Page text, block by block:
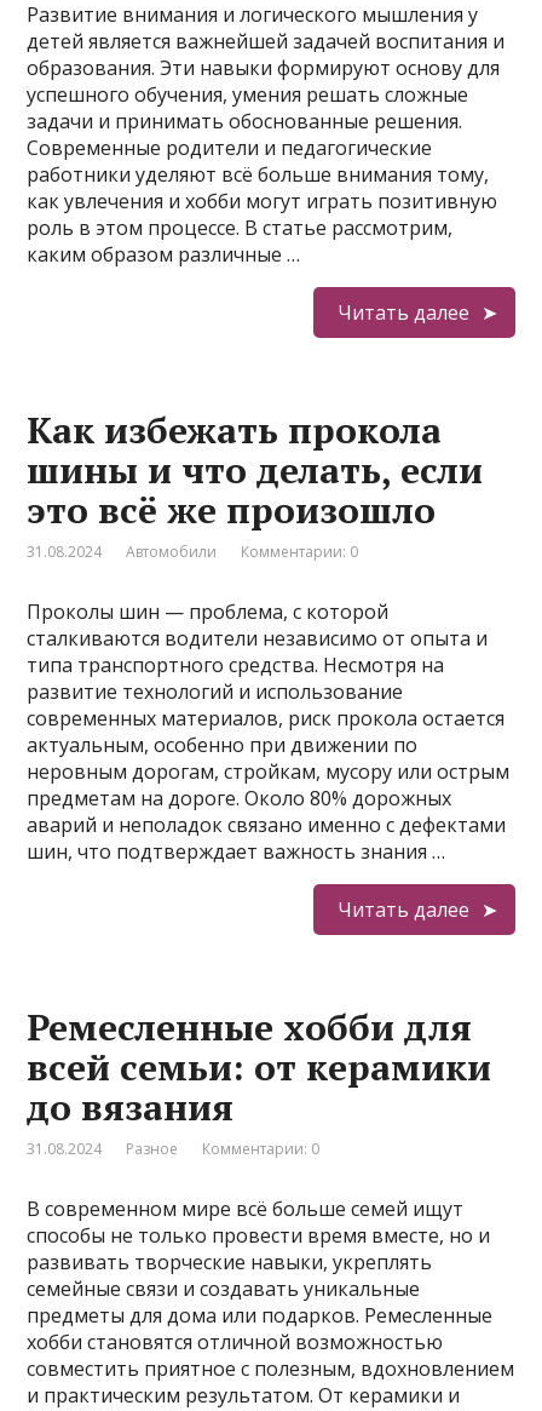
Развитие внимания и логического мышления у
детей является важнейшей задачей воспитания и
образования. Эти навыки формируют основу для
успешного обучения, умения решать сложные
задачи и принимать обоснованные решения.
Современные родители и педагогические
работники уделяют всё больше внимания тому,
как увлечения и хобби могут играть позитивную
роль в этом процессе. В статье рассмотрим,
каким образом различные …
Читать далее
Как избежать прокола
шины и что делать, если
это всё же произошло
31.08.2024 Автомобили Комментарии: 0
Проколы шин — проблема, с которой
сталкиваются водители независимо от опыта и
типа транспортного средства. Несмотря на
развитие технологий и использование
современных материалов, риск прокола остается
актуальным, особенно при движении по
неровным дорогам, стройкам, мусору или острым
предметам на дороге. Около 80% дорожных
аварий и неполадок связано именно с дефектами
шин, что подтверждает важность знания …
Читать далее
Ремесленные хобби для
всей семьи: от керамики
до вязания
31.08.2024 Разное Комментарии: 0
В современном мире всё больше семей ищут
способы не только провести время вместе, но и
развивать творческие навыки, укреплять
семейные связи и создавать уникальные
предметы для дома или подарков. Ремесленные
хобби становятся отличной возможностью
совместить приятное с полезным, вдохновлением
и практическим результатом. От керамики и